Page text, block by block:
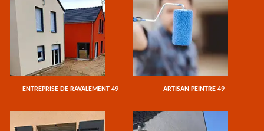
ENTREPRISE DE RAVALEMENT 49 ARTISAN PEINTRE 49